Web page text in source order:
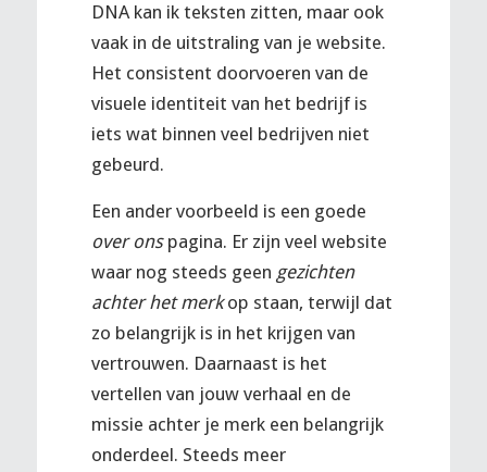
DNA kan ik teksten zitten, maar ook
vaak in de uitstraling van je website.
Het consistent doorvoeren van de
visuele identiteit van het bedrijf is
iets wat binnen veel bedrijven niet
gebeurd.
Een ander voorbeeld is een goede
over ons pagina. Er zijn veel website
waar nog steeds geen gezichten
achter het merkop staan, terwijl dat
zo belangrijk is in het krijgen van
vertrouwen. Daarnaast is het
vertellen van jouw verhaal en de
missie achter je merk een belangrijk
onderdeel. Steeds meer